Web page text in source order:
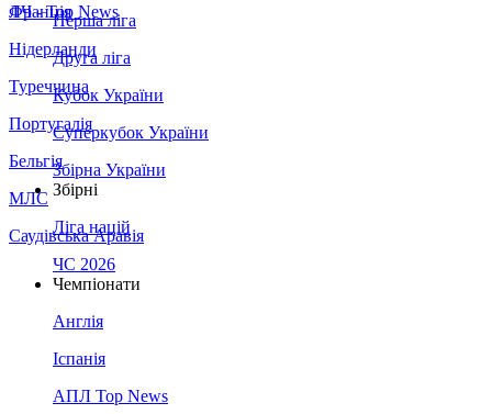
Франція
Нідерланди
Туреччина
Португалія
Бельгія
МЛС
Саудівська Аравія
ЛЧ - Top News
Перша ліга
Друга ліга
Кубок України
Суперкубок України
Збірна України
Збірні
Ліга націй
ЧС 2026
Чемпіонати
Англія
Іспанія
АПЛ Top News